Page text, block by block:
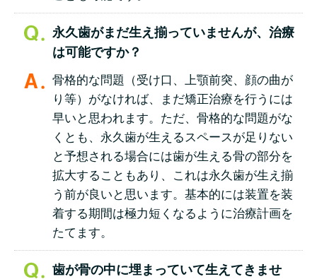
永久歯がまだ生え揃っていませんが、治療
は可能ですか？
骨格的な問題（受け口、上顎前突、顔の曲が
り等）がなければ、まだ矯正治療を行うには
早いと思われます。ただ、骨格的な問題がな
くとも、永久歯が生えるスペースが足りない
と予想される場合には歯が生える骨の部分を
拡大することもあり、これは永久歯が生え揃
う前が良いと思います。基本的には装置を装
着する期間は極力短くなるように治療計画を
たてます。
歯が骨の中に埋まっていて生えてきませ